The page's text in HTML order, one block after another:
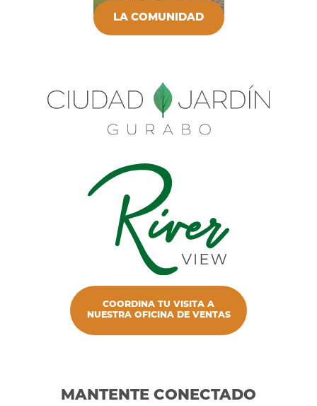
LA COMUNIDAD
COORDINA TU VISITA A
NUESTRA OFICINA DE VENTAS
MANTENTE CONECTADO